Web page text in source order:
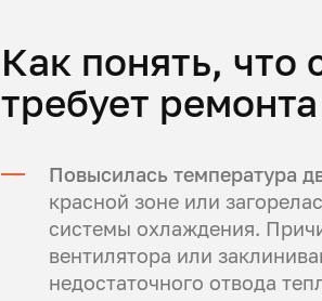
Как понять,
требует ремонта
Повысилась температура
красной зоне или
системы охлаждения.
вентилятора или
недостаточного отвода